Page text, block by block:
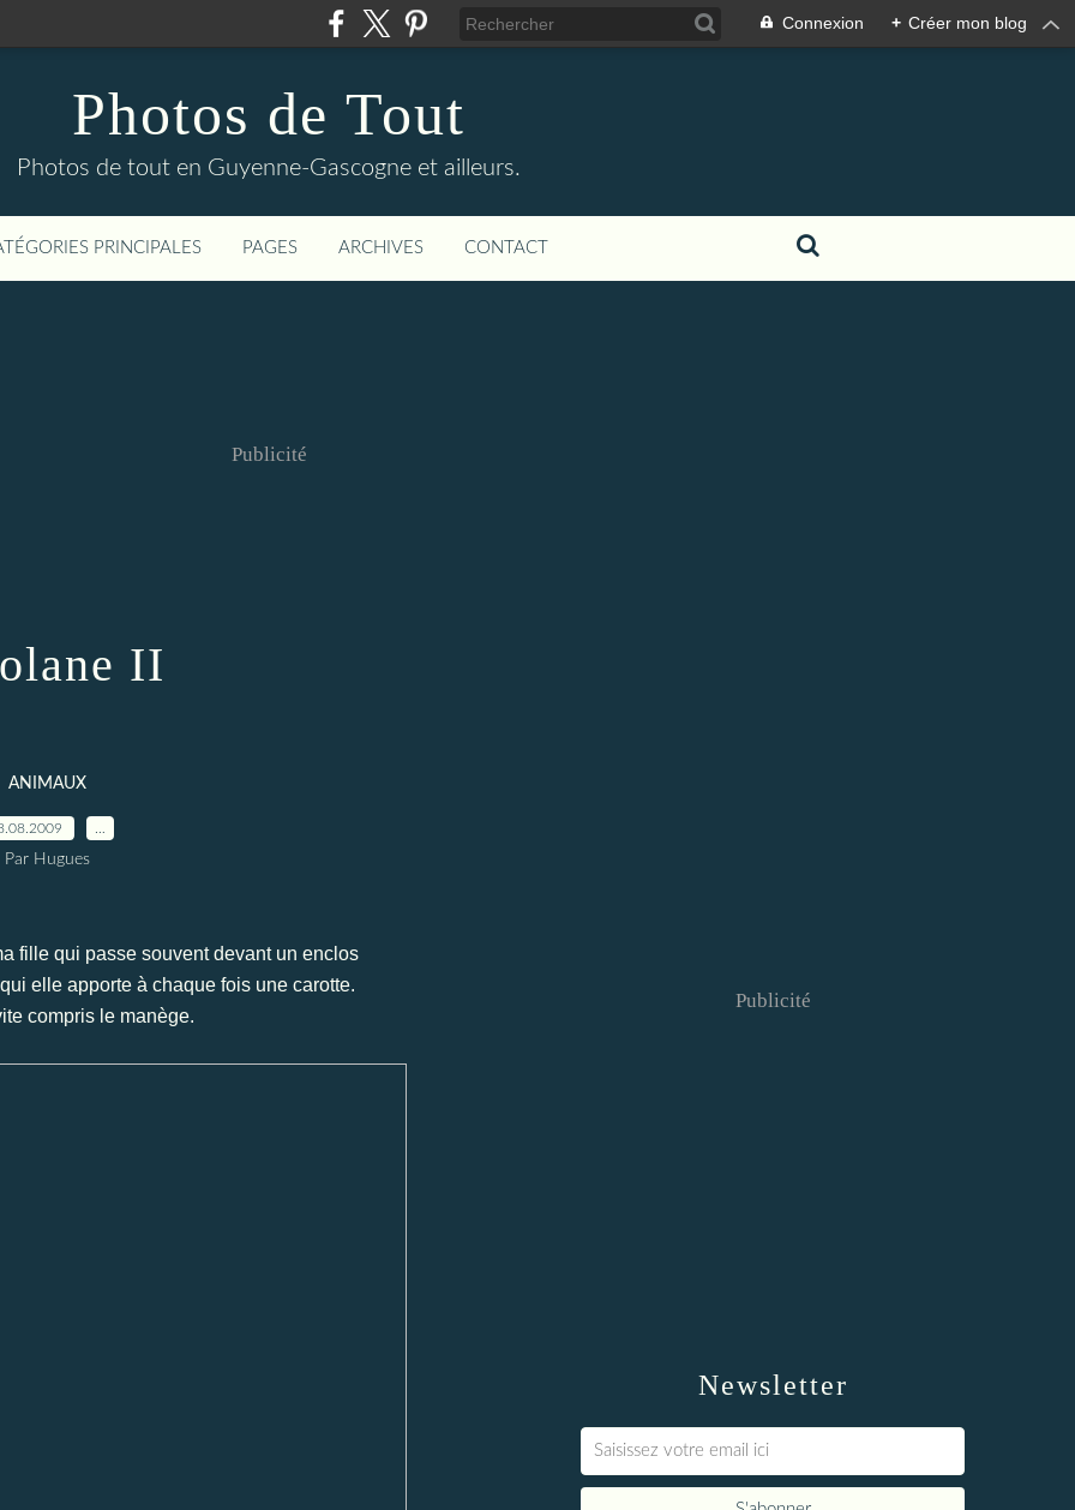
Connexion + Créer mon blog
Photos de Tout
Photos de tout en Guyenne-Gascogne et ailleurs.
PRINCIPALES PAGES ARCHIVES CONTACT
Publicité
II
ANIMAUX
Par Hugues
fille qui passe souvent devant un enclos
elle apporte à chaque fois une carotte.
compris le manège.
Newsletter
Publicité